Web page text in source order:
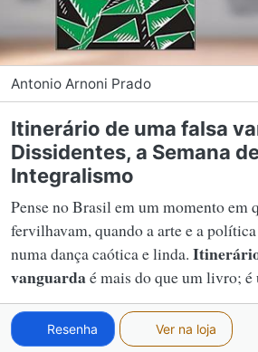
Antonio Arnoni Prado
Itinerário de uma falsa
Dissidentes, a Semana
Integralismo
Pense no Brasil em um momento em
fervilhavam, quando a arte e a
numa dança caótica e linda.
vanguardaé mais do que um livro; é
Resenha Ver na loja